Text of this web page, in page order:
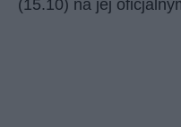
(15.10) na jej